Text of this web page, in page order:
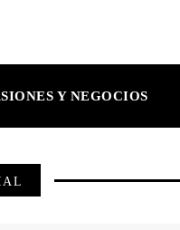
Y NEGOCIOS